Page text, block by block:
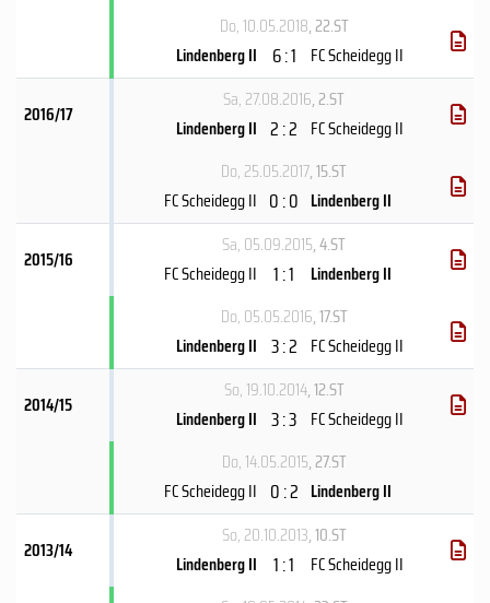
Do, 10.05.2018, 22.ST
Lindenberg II
6 : 1 FC Scheidegg II
2016/17
Sa, 27.08.2016, 2.ST
Lindenberg II 2 : 2 FC Scheidegg II
Do, 25.05.2017, 15.ST
FC Scheidegg II 0 : 0 Lindenberg II
2015/16
Sa, 05.09.2015, 4.ST
FC Scheidegg II
1 : 1
Lindenberg II
Do, 05.05.2016, 17.ST
Lindenberg II 3 : 2 FC Scheidegg II
2014/15
So, 19.10.2014, 12.ST
Lindenberg II 3 : 3 FC Scheidegg II
Do, 14.05.2015, 27.ST
FC Scheidegg II 0 : 2 Lindenberg II
2013/14
So, 20.10.2013, 10.ST
Lindenberg II
1 : 1
FC Scheidegg II